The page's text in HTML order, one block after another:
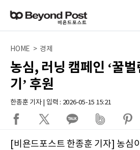
HOME > 경제
농심, 러닝 캠페인 ‘꿀벌
기’ 후원
한종훈 기자 | 입력 : 2026-05-15 15:21
[비욘드포스트 한종훈 기자] 농심